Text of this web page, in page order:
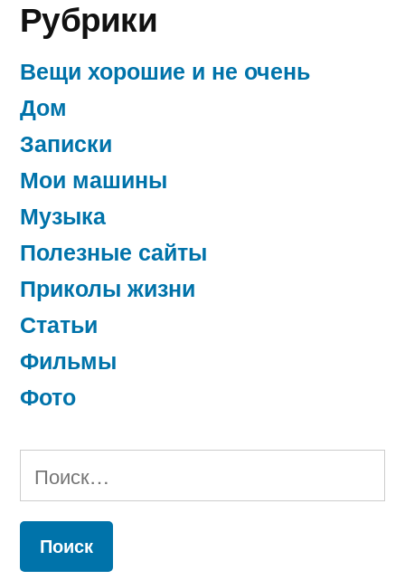
Рубрики
Вещи хорошие и не очень
Дом
Записки
Мои машины
Музыка
Полезные сайты
Приколы жизни
Статьи
Фильмы
Фото
Найти: